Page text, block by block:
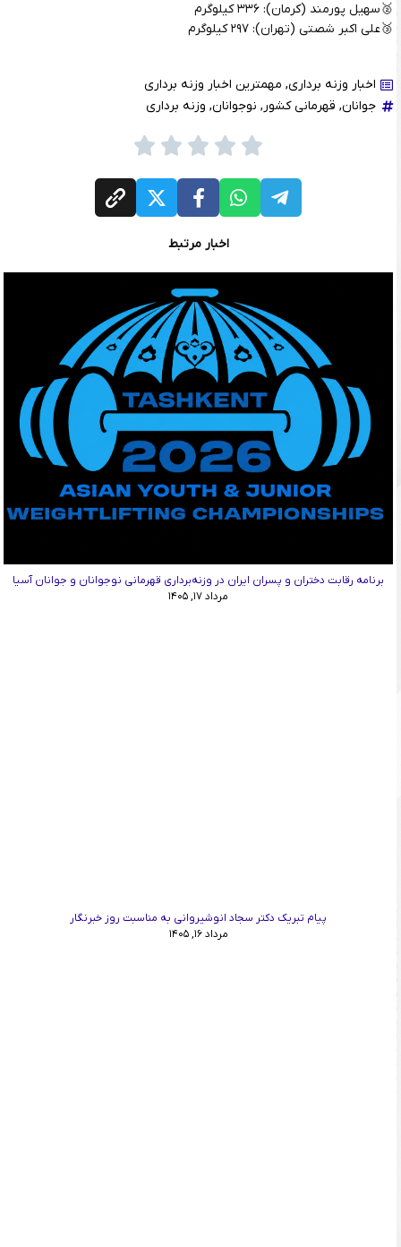
🥈سهیل پورمند (کرمان): ۳۳۶ کیلوگرم
🥉علی اکبر شصتی (تهران): ۲۹۷ کیلوگرم
اخبار وزنه برداری, مهمترین اخبار وزنه برداری
جوانان, قهرمانی کشور, نوجوانان, وزنه برداری
اخبار مرتبط
برنامه رقابت دختران و پسران ایران در وزنه‌برداری قهرمانی نوجوانان و جوانان آسیا
مرداد ۱۷, ۱۴۰۵
پیام تبریک دکتر سجاد انوشیروانی به مناسبت روز خبرنگار
مرداد ۱۶, ۱۴۰۵